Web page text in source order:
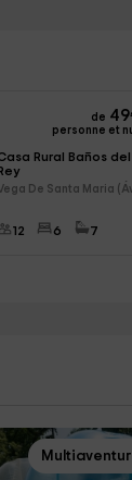
de 49
personne et
Rural Baños
De Santa Maria
12 6 7